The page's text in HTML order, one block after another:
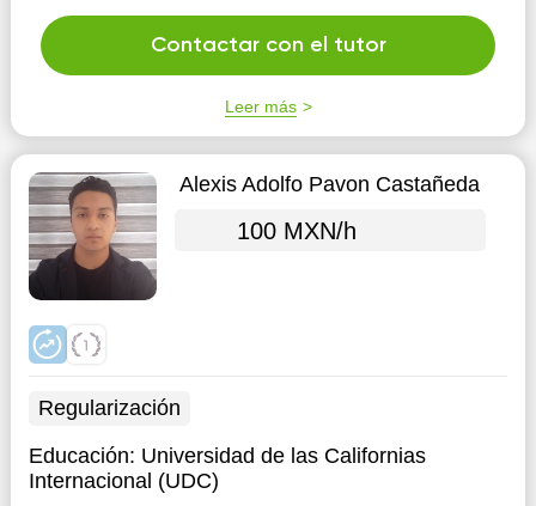
Contactar con el tutor
Leer más
Alexis Adolfo Pavon Castañeda
100 MXN/h
Regularización
Educación: Universidad de las Californias
Internacional (UDC)